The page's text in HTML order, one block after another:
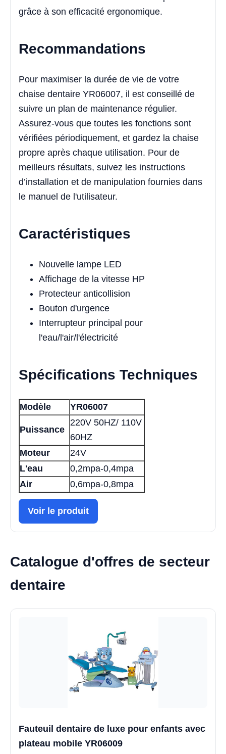
grâce à son efficacité ergonomique.
Recommandations
Pour maximiser la durée de vie de votre
chaise dentaire YR06007, il est conseillé de
suivre un plan de maintenance régulier.
Assurez-vous que toutes les fonctions sont
vérifiées périodiquement, et gardez la chaise
propre après chaque utilisation. Pour de
meilleurs résultats, suivez les instructions
d’installation et de manipulation fournies dans
le manuel de l'utilisateur.
Caractéristiques
Nouvelle lampe LED
Affichage de la vitesse HP
Protecteur anticollision
Bouton d'urgence
Interrupteur principal pour
l'eau/l'air/l'électricité
Spécifications Techniques
Modèle YR06007
Puissance
220V 50HZ/ 110V
60HZ
Moteur
24V
L'eau
0,2mpa-0,4mpa
Air
0,6mpa-0,8mpa
Voir le produit
Catalogue d'offres de secteur
dentaire
Fauteuil dentaire de luxe pour enfants avec
plateau mobile YR06009